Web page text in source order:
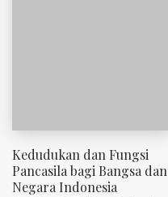
Kedudukan dan Fungsi
Pancasila bagi Bangsa dan
Negara Indonesia